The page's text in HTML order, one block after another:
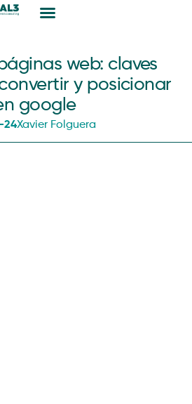
web: claves
y posicionar
google
24Xavier Folguera